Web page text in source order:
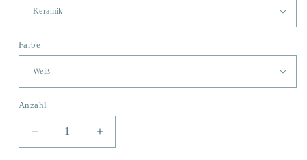
Farbe
Anzahl
Anzahl
Verringere
die
Erhöhe
die